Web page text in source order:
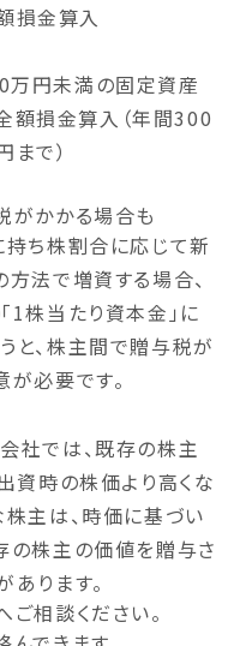
損金算入
万円未満の固定資産
額損金算入（年間300
まで）
がかかる場合も
持ち株割合に応じて新
法で増資する場合、
1株当たり資本金」に
、 株主間で贈与税が
必要です。
社では、既存の株主
資時の株価より高くな
主は、 時価に基づい
の株主の価値を贈与さ
ります。
相談ください。